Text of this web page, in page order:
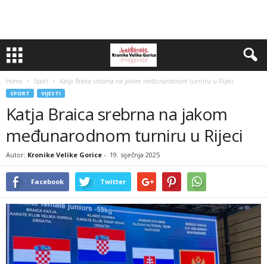
Home Sport Katja Braica srebrna na jakom međunarodnom turniru u Rijeci
SPORT VIJESTI
Katja Braica srebrna na jakom
međunarodnom turniru u Rijeci
Autor: Kronike Velike Gorice - 19. siječnja 2025
Facebook Twitter